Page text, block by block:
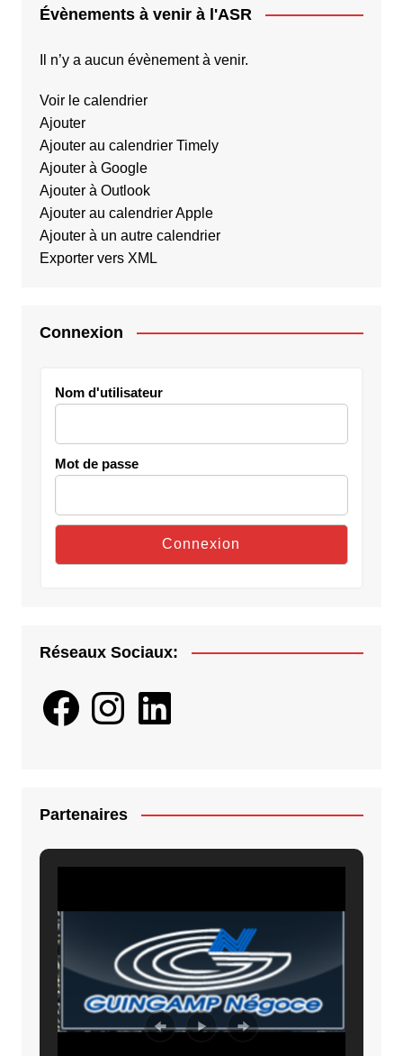
Évènements à venir à l'ASR
Il n’y a aucun évènement à venir.
Voir le calendrier
Ajouter
Ajouter au calendrier Timely
Ajouter à Google
Ajouter à Outlook
Ajouter au calendrier Apple
Ajouter à un autre calendrier
Exporter vers XML
Connexion
Nom d'utilisateur
Mot de passe
Réseaux Sociaux:
FacebookInstagramLinkedIn
Partenaires